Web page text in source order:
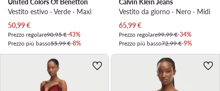
United Colors Of Benetton
Vestito estivo · Verde · Maxi
Prezzo attuale
50,99€
Prezzo regolare90,95 €-43%
Prezzo più basso55,99 €-8%
Calvin Klein Jeans
Vestito da giorno · Nero · Midi
Prezzo attuale
65,99€
Prezzo regolare99,99 €-34%
Prezzo più basso72,99 €-9%